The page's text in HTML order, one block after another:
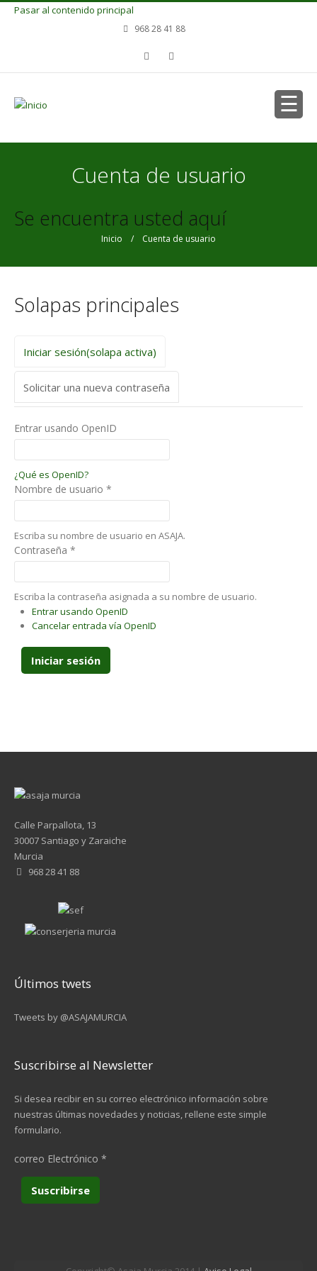
Pasar al contenido principal
968 28 41 88
Cuenta de usuario
Se encuentra usted aquí
Inicio / Cuenta de usuario
Solapas principales
Iniciar sesión(solapa activa)
Solicitar una nueva contraseña
Entrar usando OpenID
¿Qué es OpenID?
Nombre de usuario *
Escriba su nombre de usuario en ASAJA.
Contraseña *
Escriba la contraseña asignada a su nombre de usuario.
Entrar usando OpenID
Cancelar entrada vía OpenID
Calle Parpallota, 13
30007 Santiago y Zaraiche
Murcia
968 28 41 88
Últimos twets
Tweets by @ASAJAMURCIA
Suscribirse al Newsletter
Si desea recibir en su correo electrónico información sobre
nuestras últimas novedades y noticias, rellene este simple
formulario.
correo Electrónico *